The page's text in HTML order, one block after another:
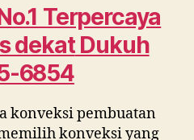
dan
Berkualitas
dekat
Dukuh
WA
995
6854
Terpercaya
dekatDukuh
6854
konveksi pembuatan
konveksi yang